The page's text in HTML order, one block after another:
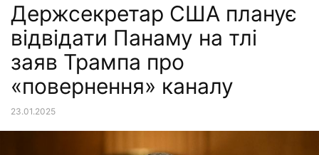
Держсекретар США планує
відвідати Панаму на тлі
заяв Трампа про
«повернення» каналу
23.01.2025